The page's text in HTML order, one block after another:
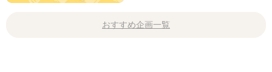
おすすめ企画一覧